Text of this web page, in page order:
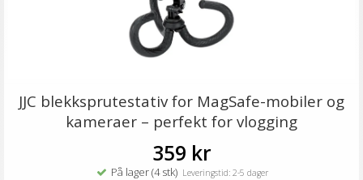
JJC blekksprutestativ for MagSafe-mobiler og
kameraer – perfekt for vlogging
359 kr
På lager (4 stk)Leveringstid: 2-5 dager